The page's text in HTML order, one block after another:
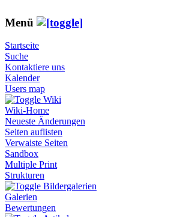
Menü
Startseite
Suche
Kontaktiere uns
Kalender
Users map
Wiki
Wiki-Home
Neueste Änderungen
Seiten auflisten
Verwaiste Seiten
Sandbox
Multiple Print
Strukturen
Bildergalerien
Galerien
Bewertungen